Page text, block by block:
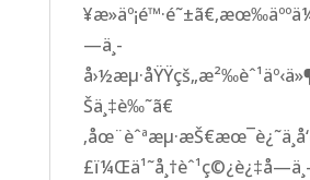
—ä¸­
Šä¸‡è‰˜ã€
£ï¼Œä¹˜å¸†èˆ¹ç©¿è¿‡å—ä¸­